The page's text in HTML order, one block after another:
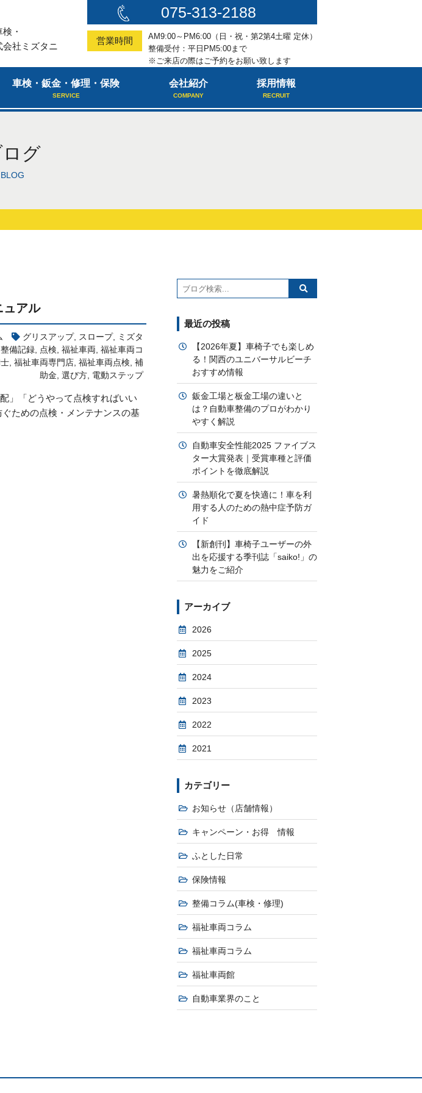
・
社ミズタニ
075-313-2188
営業時間
AM9:00～PM6:00（日・祝・第2第4土曜 定休）
整備受付：平日PM5:00まで
※ご来店の際はご予約をお願い致します
車検・鈑金・修理・保険
SERVICE
会社紹介
COMPANY
採用情報
RECRUIT
グ
BLOG
ュアル
グリスアップ, スロープ,
ミズタ
,整備記録 点検 ,福祉車両 ,福祉車両コ
,福祉車両専門店 ,福祉車両点検 ,補
助金 ,選び方 電動ステップ
」「どうやって点検すればいい
ための点検・メンテナンスの基
最近の投稿
【2026年夏】車椅子でも楽しめ
る！関西のユニバーサルビーチ
おすすめ情報
鈑金工場と板金工場の違いと
は？自動車整備のプロがわかり
やすく解説
自動車安全性能2025 ファイブス
ター大賞発表｜受賞車種と評価
ポイントを徹底解説
暑熱順化で夏を快適に！車を利
用する人のための熱中症予防ガ
イド
【新創刊】車椅子ユーザーの外
出を応援する季刊誌「saiko!」の
魅力をご紹介
アーカイブ
2026
2025
2024
2023
2022
2021
カテゴリー
お知らせ（店舗情報）
キャンペーン・お得 情報
ふとした日常
保険情報
整備コラム(車検・修理)
福祉車両コラム
福祉車両コラム
福祉車両館
自動車業界のこと